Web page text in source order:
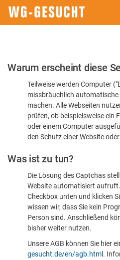
Bitte
dass
sind
Warum erscheint diese
Teilweise werden Computer
missbräuchlich automatische
machen. Alle Webseiten
prüfen, ob beispielsweise ein
oder einem Computer
den Schutz einer Website
Was ist zu tun?
Die Lösung des Captchas
Website automatisiert
Checkbox unten und klicken
wissen wir, dass Sie kein
Person sind. Anschließend
bisher weiter nutzen.
Unsere AGB können Sie hier
gesucht.de/en/agb.html .